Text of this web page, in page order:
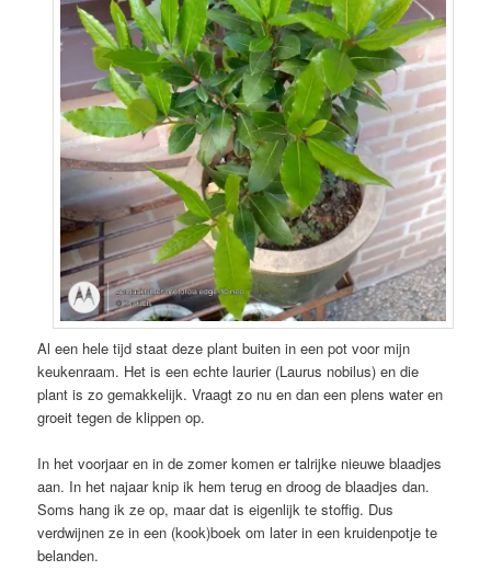
Al een hele tijd staat deze plant buiten in een pot voor mijn
keukenraam. Het is een echte laurier (Laurus nobilus) en die
plant is zo gemakkelijk. Vraagt zo nu en dan een plens water en
groeit tegen de klippen op.
In het voorjaar en in de zomer komen er talrijke nieuwe blaadjes
aan. In het najaar knip ik hem terug en droog de blaadjes dan.
Soms hang ik ze op, maar dat is eigenlijk te stoffig. Dus
verdwijnen ze in een (kook)boek om later in een kruidenpotje te
belanden.